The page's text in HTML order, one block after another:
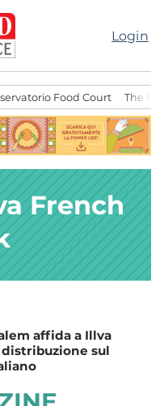
Login
Food Court The
French
affida a Illva
sul